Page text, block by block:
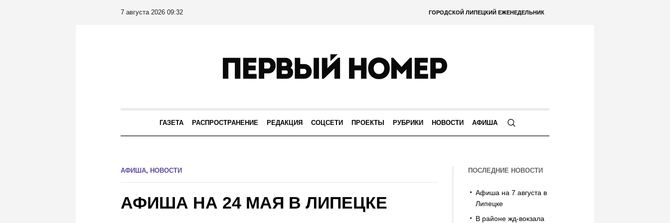
ГОРОДСКОЙ ЛИПЕЦКИЙ ЕЖЕНЕДЕЛЬНИК
7 августа 2026 09:32
ГАЗЕТА РАСПРОСТРАНЕНИЕ РЕДАКЦИЯ СОЦСЕТИ ПРОЕКТЫ РУБРИКИ НОВОСТИ АФИША
АФИША, НОВОСТИ
АФИША НА 24 МАЯ В ЛИПЕЦКЕ
ПОСЛЕДНИЕ НОВОСТИ
Афиша на 7 августа в
Липецке
В районе жд-вокзала